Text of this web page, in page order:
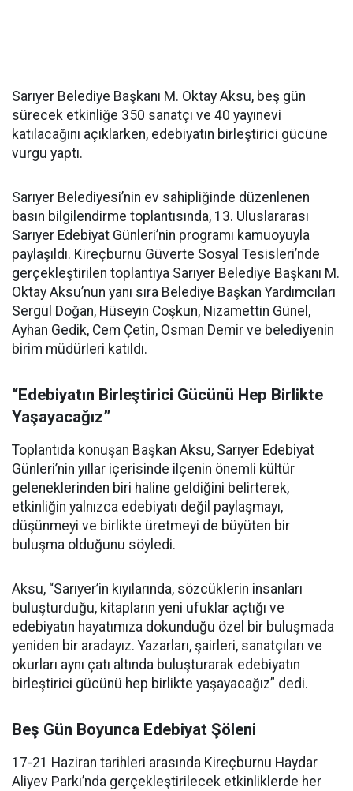
Sarıyer Belediye Başkanı M. Oktay Aksu, beş gün
sürecek etkinliğe 350 sanatçı ve 40 yayınevi
katılacağını açıklarken, edebiyatın birleştirici gücüne
vurgu yaptı.
Sarıyer Belediyesi’nin ev sahipliğinde düzenlenen
basın bilgilendirme toplantısında, 13. Uluslararası
Sarıyer Edebiyat Günleri’nin programı kamuoyuyla
paylaşıldı. Kireçburnu Güverte Sosyal Tesisleri’nde
gerçekleştirilen toplantıya Sarıyer Belediye Başkanı M.
Oktay Aksu’nun yanı sıra Belediye Başkan Yardımcıları
Sergül Doğan, Hüseyin Coşkun, Nizamettin Günel,
Ayhan Gedik, Cem Çetin, Osman Demir ve belediyenin
birim müdürleri katıldı.
“Edebiyatın Birleştirici Gücünü Hep Birlikte
Yaşayacağız”
Toplantıda konuşan Başkan Aksu, Sarıyer Edebiyat
Günleri’nin yıllar içerisinde ilçenin önemli kültür
geleneklerinden biri haline geldiğini belirterek,
etkinliğin yalnızca edebiyatı değil paylaşmayı,
düşünmeyi ve birlikte üretmeyi de büyüten bir
buluşma olduğunu söyledi.
Aksu, “Sarıyer’in kıyılarında, sözcüklerin insanları
buluşturduğu, kitapların yeni ufuklar açtığı ve
edebiyatın hayatımıza dokunduğu özel bir buluşmada
yeniden bir aradayız. Yazarları, şairleri, sanatçıları ve
okurları aynı çatı altında buluşturarak edebiyatın
birleştirici gücünü hep birlikte yaşayacağız” dedi.
Beş Gün Boyunca Edebiyat Şöleni
17-21 Haziran tarihleri arasında Kireçburnu Haydar
Aliyev Parkı’nda gerçekleştirilecek etkinliklerde her